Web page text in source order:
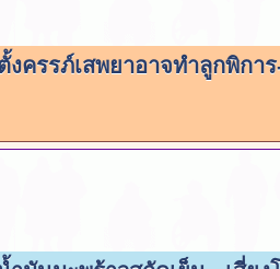
งครรภ์เสพยาอาจทำลูกพิกา